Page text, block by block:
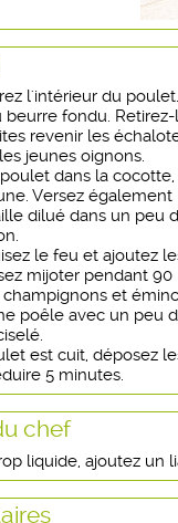
l'intérieur du
fondu. Retirez-
revenir les
jeunes oignons.
dans la
Versez
dilué dans un peu
le feu et ajoutez
mijoter pendant 90
et
poêle avec un peu
est cuit, déposez
5 minutes.
chef
liquide, ajoutez un